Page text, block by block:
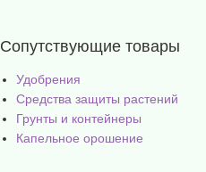
Сопутствующие товары
Удобрения
Средства защиты растений
Грунты и контейнеры
Капельное орошение